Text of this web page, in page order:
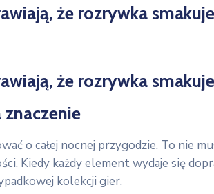
że rozrywka
że rozrywka
o całej nocnej przygodzie. To nie
Kiedy każdy element wydaje się
kolekcji gier.